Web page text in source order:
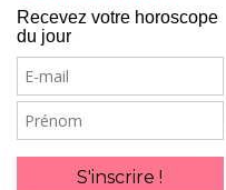
Recevez votre horoscope
du jour
E-
mail
Prénom
S'inscrire !